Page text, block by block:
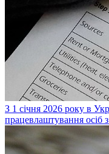
З 1 січня 2026 року в
працевлаштування осіб з